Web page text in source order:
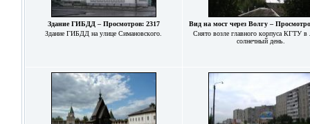
Здание ГИБДД – Просмотров: 2317
Здание ГИБДД на улице Симановского.
Вид на мост через Волгу –
Снято возле главного корпуса КГТУ в
солнечный день.